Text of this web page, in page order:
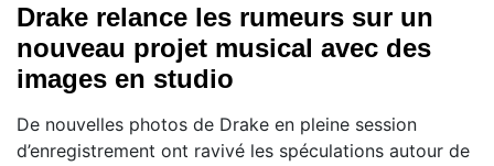
Drake relance les rumeurs sur un
nouveau projet musical avec des
images en studio
De nouvelles photos de Drake en pleine session
d’enregistrement ont ravivé les spéculations autour de